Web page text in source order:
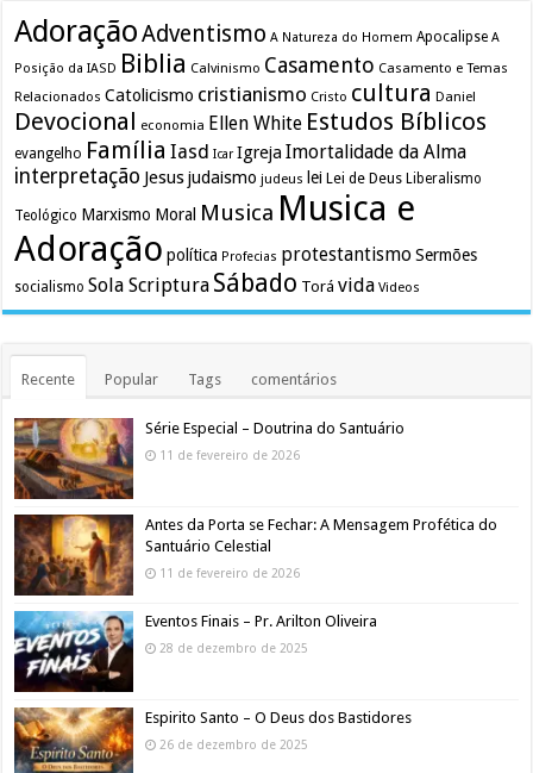
AdoraçãoAdventismo A Natureza do Homem Apocalipse A
Posição da IASD Biblia Calvinismo Casamento Casamento e Temas
Relacionados Catolicismo cristianismo Cristo cultura Daniel
Devocional economia Ellen White Estudos Bíblicos
evangelho Família Iasd Icar Igreja Imortalidade da Alma
interpretação Jesusjudaismo judeus lei Lei de Deus Liberalismo
Teológico Marxismo Moral Musica Musica e
Adoração política Profecias protestantismo Sermões
socialismo Sola Scriptura Sábado Torá vida Videos
Recente Popular Tags comentários
Série Especial – Doutrina do Santuário
11 de fevereiro de 2026
Antes da Porta se Fechar: A Mensagem Profética do
Santuário Celestial
11 de fevereiro de 2026
Eventos Finais – Pr. Arilton Oliveira
28 de dezembro de 2025
Espirito Santo – O Deus dos Bastidores
26 de dezembro de 2025